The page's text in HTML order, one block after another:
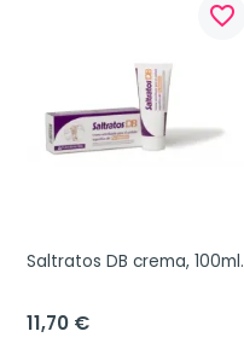
favorite_border
Saltratos DB crema, 100ml.
11,70 €